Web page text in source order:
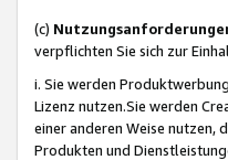
(c)
verpflichten Sie sich zur
i. Sie werden
Lizenz nutzen.Sie werden
einer anderen Weise nutzen,
Produkten und